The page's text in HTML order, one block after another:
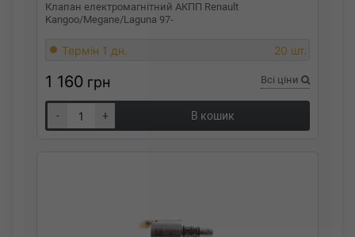
Клапан електромагнітний АКПП Renault
Kangoo/Megane/Laguna 97-
Термін 1 дн. 20 шт.
1 160 грн Всі ціни
- + В кошик